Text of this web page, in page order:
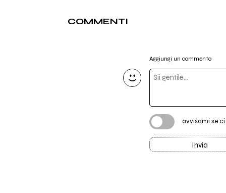
COMMENTI
Aggiungi un commento
avvisami se
Invia